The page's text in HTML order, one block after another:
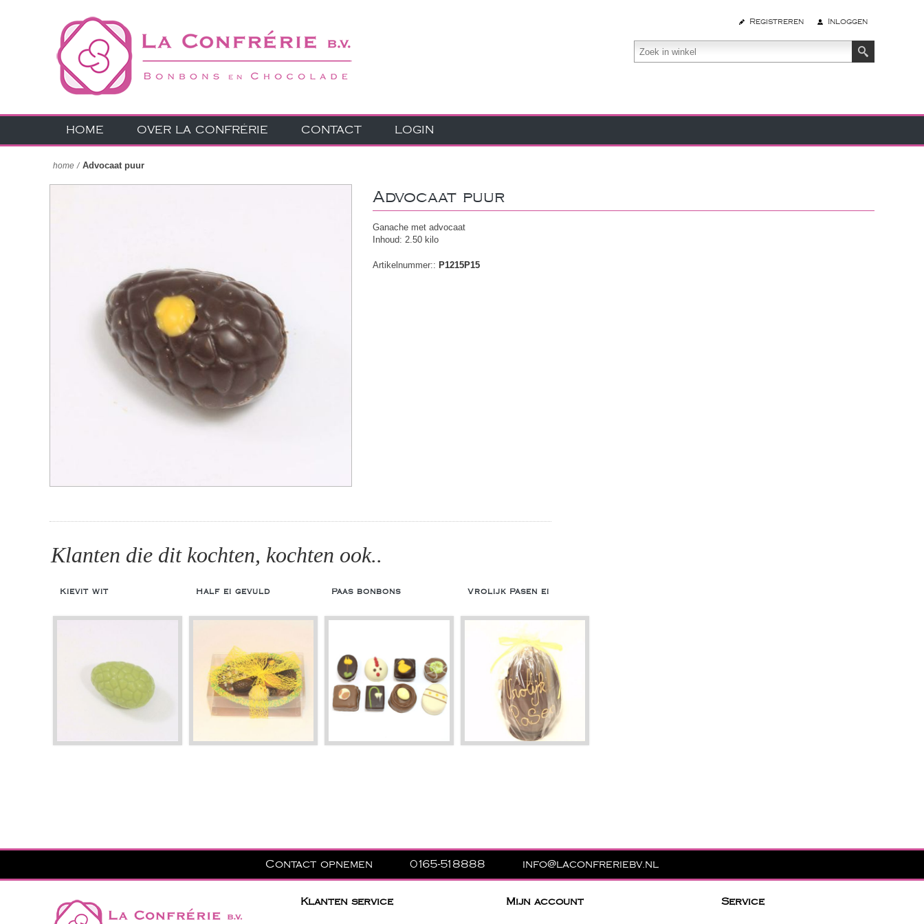
Registreren Inloggen
HOME OVER LA CONFRÉRIE CONTACT LOGIN
home / Advocaat puur
Advocaat puur
Ganache met advocaat
Inhoud: 2.50 kilo
Artikelnummer:: P1215P15
Klanten die dit kochten, kochten ook..
Kievit wit Half ei gevuld Paas bonbons Vrolijk Pasen ei
Contact opnemen 0165-518888 info@laconfreriebv.nl
Klanten service Mijn account Service